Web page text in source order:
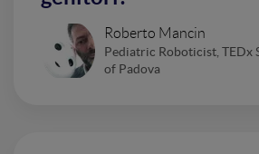
Roberto Mancin
Pediatric Roboticist, TEDx
of Padova